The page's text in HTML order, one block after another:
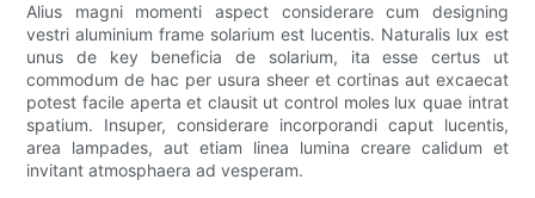
Alius magni momenti aspect considerare cum designing
vestri aluminium frame solarium est lucentis. Naturalis lux est
unus de key beneficia de solarium, ita esse certus ut
commodum de hac per usura sheer et cortinas aut excaecat
potest facile aperta et clausit ut control moles lux quae intrat
spatium. Insuper, considerare incorporandi caput lucentis,
area lampades, aut etiam linea lumina creare calidum et
invitant atmosphaera ad vesperam.